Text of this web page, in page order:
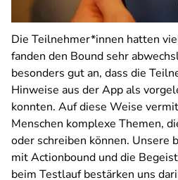
Die Teilnehmer*innen hatten
fanden den Bound sehr
besonders gut an, dass die
Hinweise aus der App als
konnten. Auf diese Weise
Menschen komplexe Themen,
oder schreiben können. Unsere
mit Actionbound und die
beim Testlauf bestärken uns